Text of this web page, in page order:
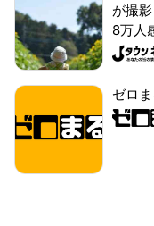
が撮
8万人
ゼロま